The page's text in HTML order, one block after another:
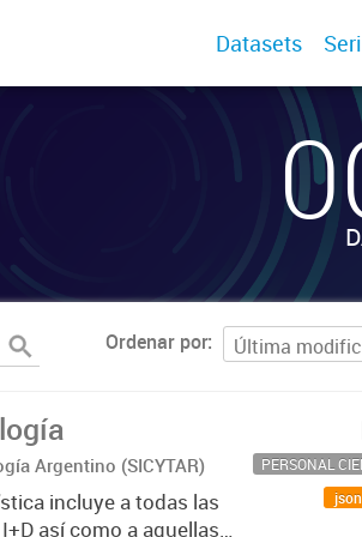
Datasets
Ordenar por
Argentino (SICYTAR)
incluye a todas las
así como a aquellas
json